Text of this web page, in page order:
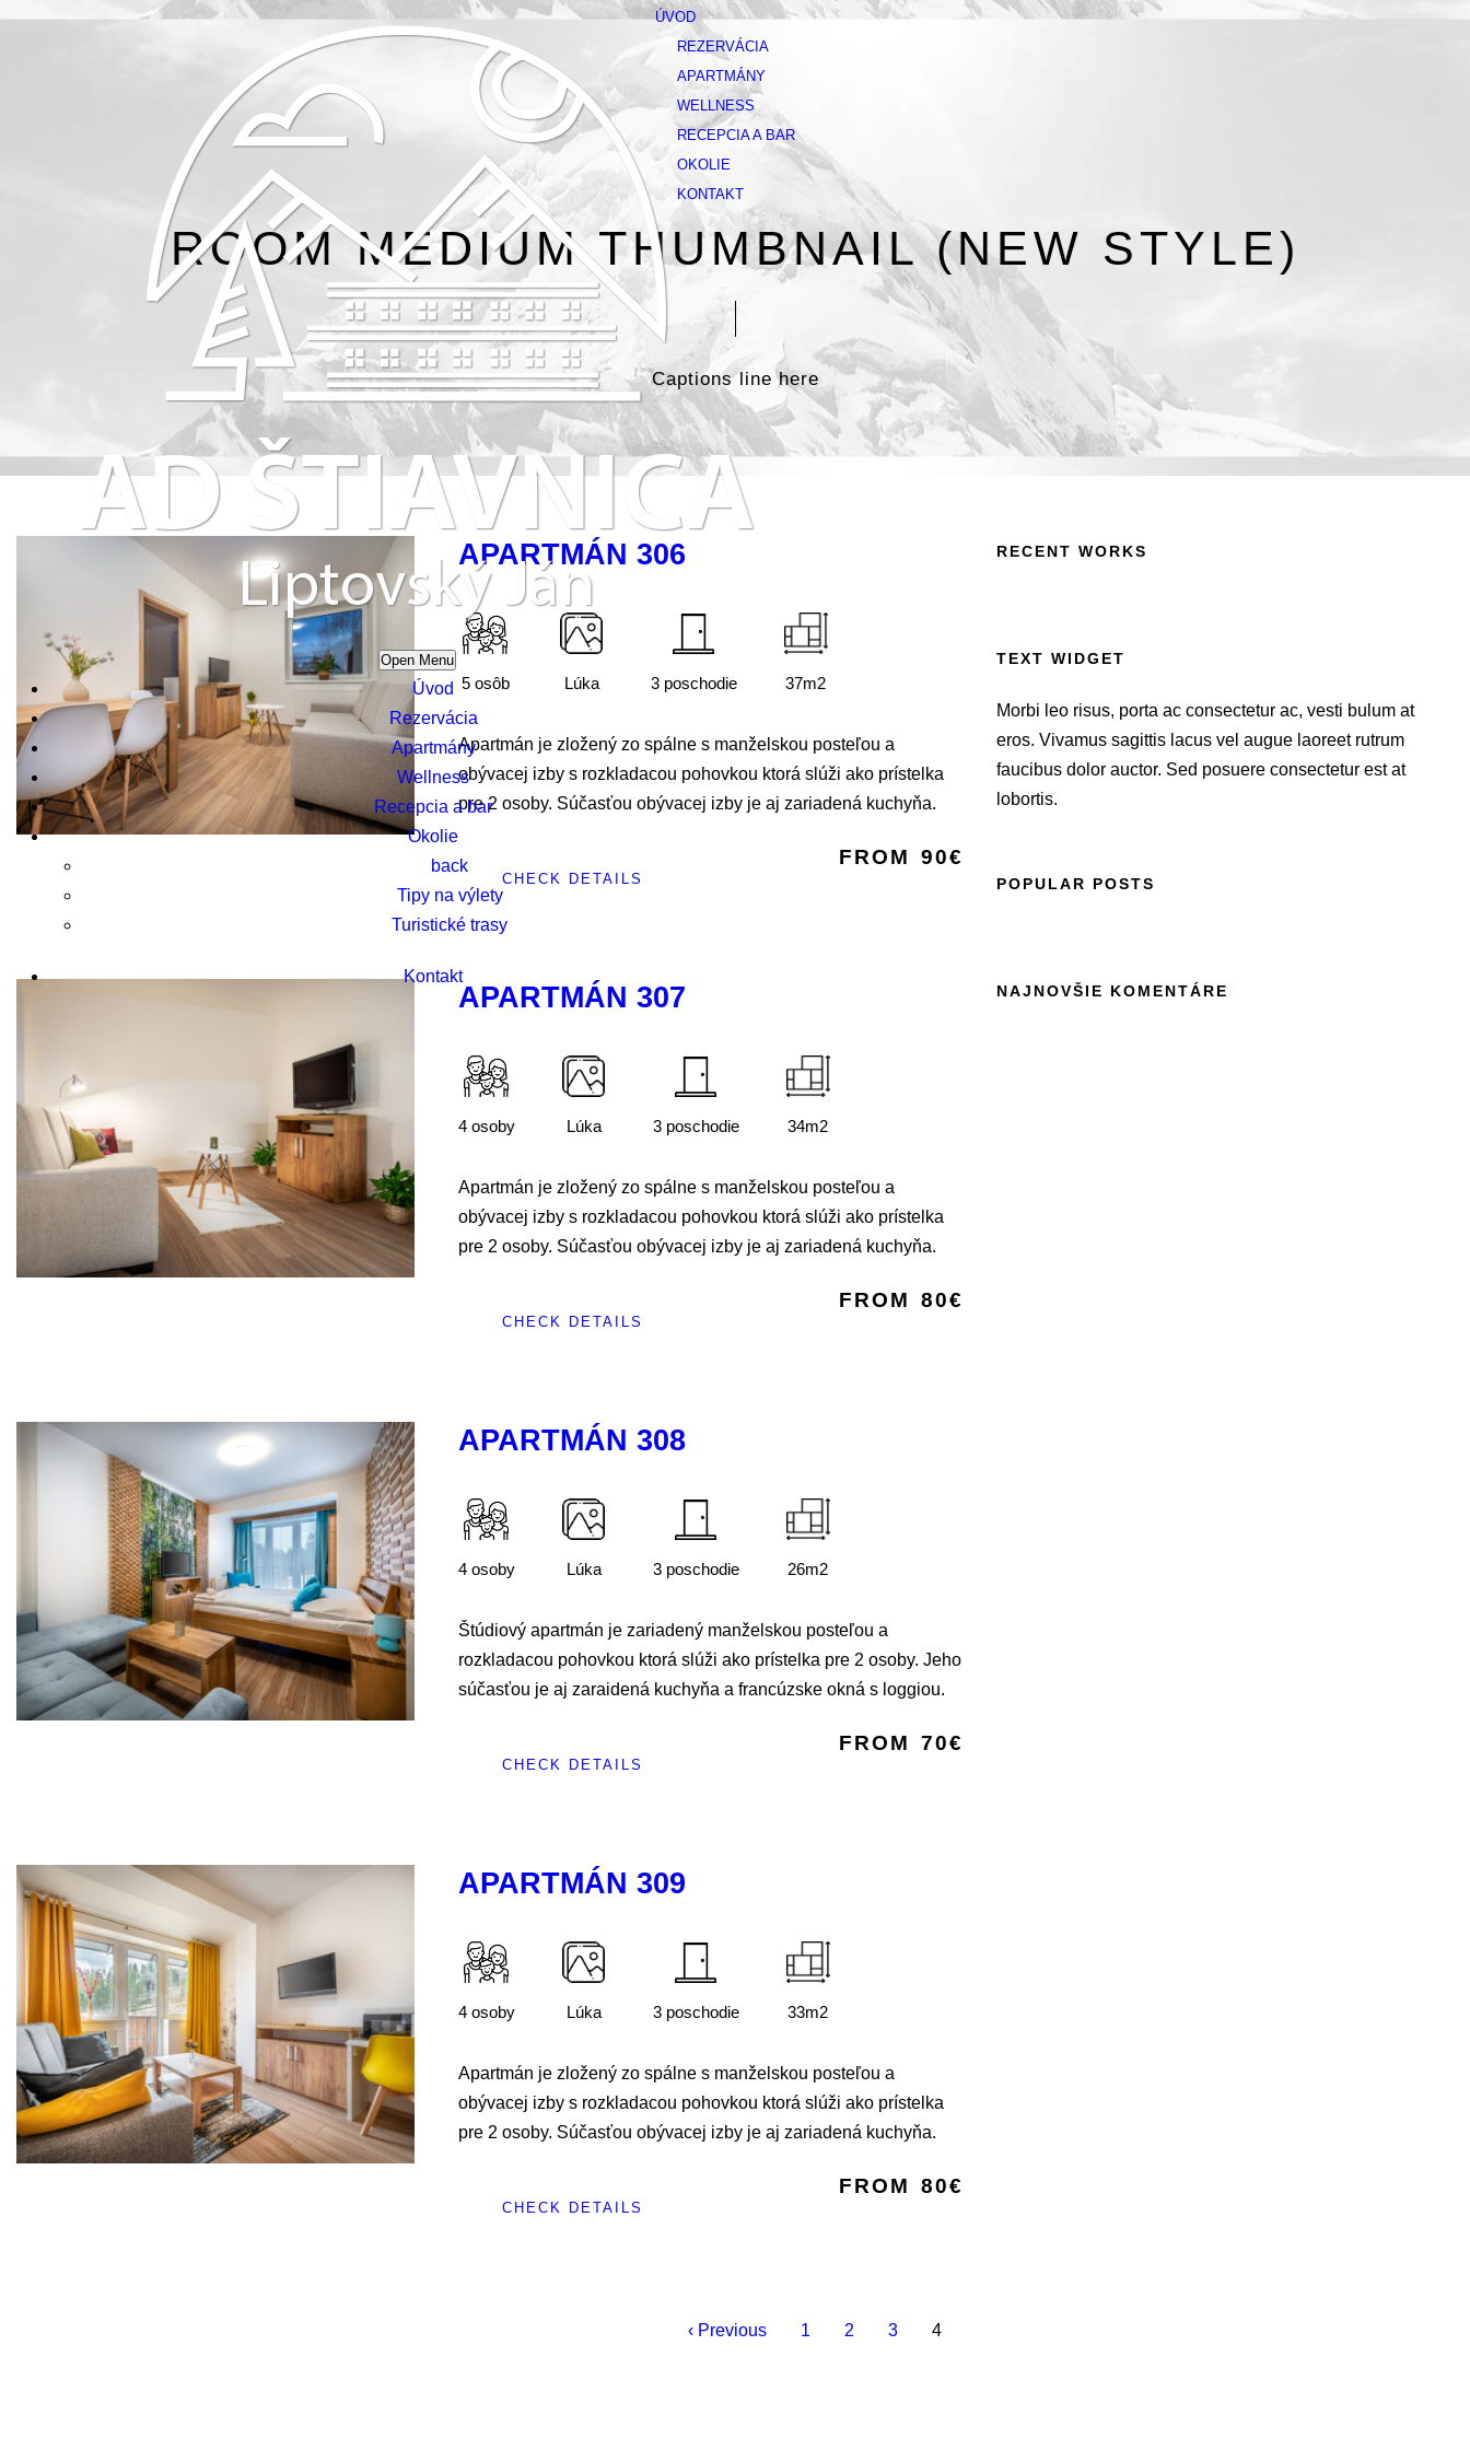
Open Menu
Úvod
Rezervácia
Apartmány
Wellness
Recepcia a bar
Okolie
back
Tipy na výlety
Turistické trasy
Kontakt
ÚVOD
REZERVÁCIA
APARTMÁNY
WELLNESS
RECEPCIA A BAR
OKOLIE
KONTAKT
ROOM MEDIUM THUMBNAIL (NEW STYLE)
Captions line here
APARTMÁN 306
5 osôb Lúka 3 poschodie 37m2
Apartmán je zložený zo spálne s manželskou posteľou a
obývacej izby s rozkladacou pohovkou ktorá slúži ako prístelka
pre 2 osoby. Súčasťou obývacej izby je aj zariadená kuchyňa.
CHECK DETAILS
FROM 90€
APARTMÁN 307
4 osoby Lúka 3 poschodie 34m2
Apartmán je zložený zo spálne s manželskou posteľou a
obývacej izby s rozkladacou pohovkou ktorá slúži ako prístelka
pre 2 osoby. Súčasťou obývacej izby je aj zariadená kuchyňa.
CHECK DETAILS
FROM 80€
APARTMÁN 308
4 osoby Lúka 3 poschodie 26m2
Štúdiový apartmán je zariadený manželskou posteľou a
rozkladacou pohovkou ktorá slúži ako prístelka pre 2 osoby. Jeho
súčasťou je aj zaraidená kuchyňa a francúzske okná s loggiou.
CHECK DETAILS
FROM 70€
APARTMÁN 309
4 osoby Lúka 3 poschodie 33m2
Apartmán je zložený zo spálne s manželskou posteľou a
obývacej izby s rozkladacou pohovkou ktorá slúži ako prístelka
pre 2 osoby. Súčasťou obývacej izby je aj zariadená kuchyňa.
CHECK DETAILS
FROM 80€
‹ Previous 1 2 3 4
RECENT WORKS
TEXT WIDGET
Morbi leo risus, porta ac consectetur ac, vesti bulum at
eros. Vivamus sagittis lacus vel augue laoreet rutrum
faucibus dolor auctor. Sed posuere consectetur est at
lobortis.
POPULAR POSTS
NAJNOVŠIE KOMENTÁRE